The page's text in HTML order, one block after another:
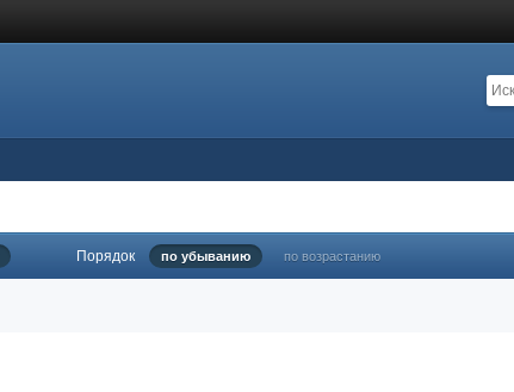
Порядок по убыванию по возрастанию